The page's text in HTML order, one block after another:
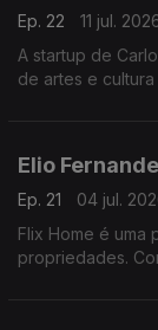
Ep. 22
11 jul.
A startup de
de artes e
Elio
Ep. 21
04 jul.
Flix Home é uma plataforma para gestão de alojamentos e
propriedades.